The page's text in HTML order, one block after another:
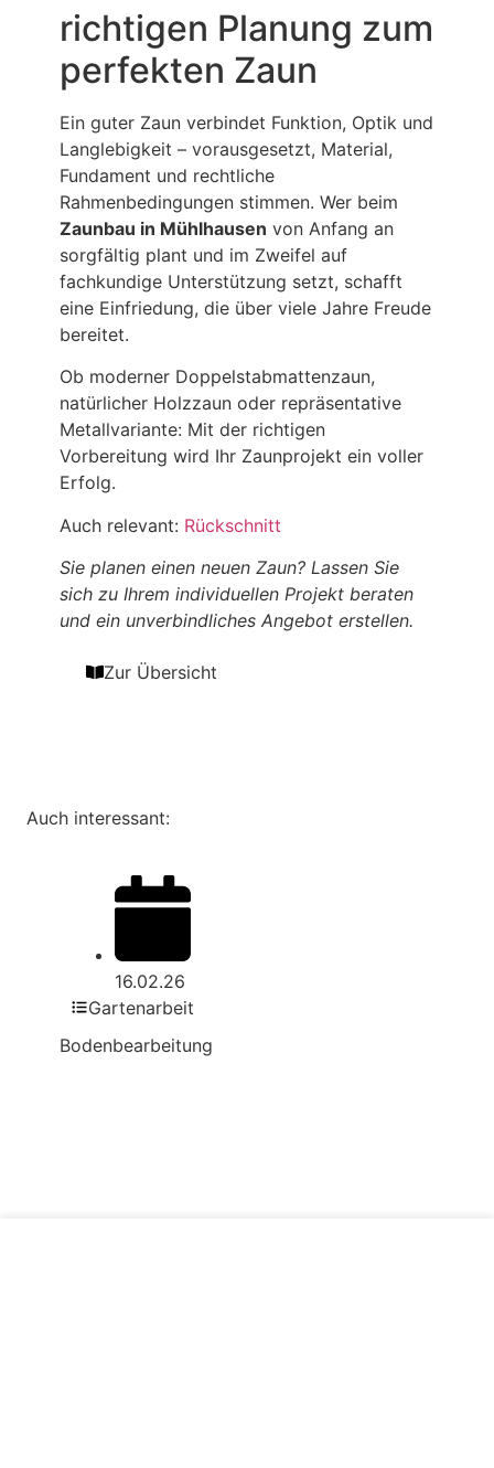
richtigen Planung zum
perfekten Zaun
Ein guter Zaun verbindet Funktion, Optik und
Langlebigkeit – vorausgesetzt, Material,
Fundament und rechtliche
Rahmenbedingungen stimmen. Wer beim
Zaunbau in Mühlhausen von Anfang an
sorgfältig plant und im Zweifel auf
fachkundige Unterstützung setzt, schafft
eine Einfriedung, die über viele Jahre Freude
bereitet.
Ob moderner Doppelstabmattenzaun,
natürlicher Holzzaun oder repräsentative
Metallvariante: Mit der richtigen
Vorbereitung wird Ihr Zaunprojekt ein voller
Erfolg.
Auch relevant: Rückschnitt
Sie planen einen neuen Zaun? Lassen Sie
sich zu Ihrem individuellen Projekt beraten
und ein unverbindliches Angebot erstellen.
Zur Übersicht
Auch interessant:
16.02.26
Gartenarbeit
Bodenbearbeitung